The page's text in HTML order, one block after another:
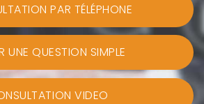
PAR TÉLÉPHONE
UNE QUESTION SIMPLE
VIDEO